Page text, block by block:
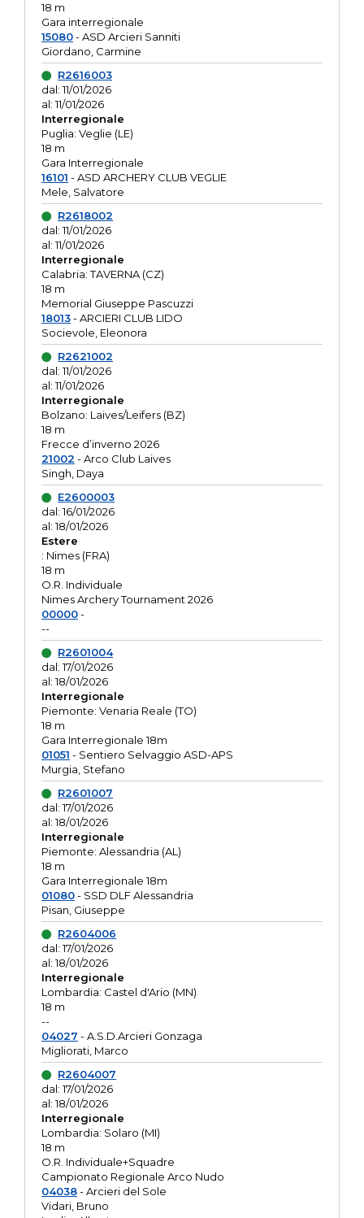
18 m
Gara interregionale
15080- ASD Arcieri Sanniti
Giordano, Carmine
R2616003
dal: 11/01/2026
al: 11/01/2026
Interregionale
Puglia: Veglie (LE)
18 m
Gara Interregionale
16101 - ASD ARCHERY CLUB VEGLIE
Mele, Salvatore
R2618002
dal: 11/01/2026
al: 11/01/2026
Interregionale
Calabria: TAVERNA (CZ)
18 m
Memorial Giuseppe Pascuzzi
18013- ARCIERI CLUB LIDO
Socievole, Eleonora
R2621002
dal: 11/01/2026
al: 11/01/2026
Interregionale
Bolzano: Laives/Leifers (BZ)
18 m
Frecce d’inverno 2026
21002 - Arco Club Laives
Singh, Daya
E2600003
dal: 16/01/2026
al: 18/01/2026
Estere
: Nimes (FRA)
18 m
O.R. Individuale
Nimes Archery Tournament 2026
00000-
--
R2601004
dal: 17/01/2026
al: 18/01/2026
Interregionale
Piemonte: Venaria Reale (TO)
18 m
Gara Interregionale 18m
01051 - Sentiero Selvaggio ASD-APS
Murgia, Stefano
R2601007
dal: 17/01/2026
al: 18/01/2026
Interregionale
Piemonte: Alessandria (AL)
18 m
Gara Interregionale 18m
01080- SSD DLF Alessandria
Pisan, Giuseppe
R2604006
dal: 17/01/2026
al: 18/01/2026
Interregionale
Lombardia: Castel d'Ario (MN)
18 m
--
04027 - A.S.D.Arcieri Gonzaga
Migliorati, Marco
R2604007
dal: 17/01/2026
al: 18/01/2026
Interregionale
Lombardia: Solaro (MI)
18 m
O.R. Individuale+Squadre
Campionato Regionale Arco Nudo
04038- Arcieri del Sole
Vidari, Bruno